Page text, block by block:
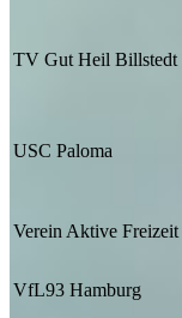
TV Gut Heil Billstedt
USC Paloma
Verein Aktive Freizeit
VfL93 Hamburg